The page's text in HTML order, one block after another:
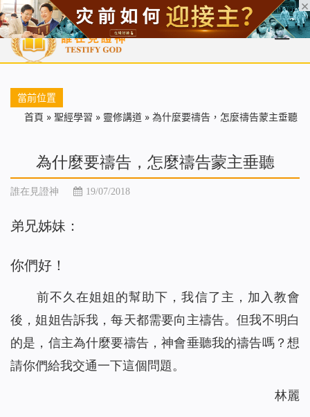
首頁 每日靈糧 天國福音 基督徒見證 信仰解答 聖經
當前位置
首頁 » 聖經學習 » 靈修講道 » 為什麼要禱告，怎麼禱告蒙主垂聽
為什麼要禱告，怎麼禱告蒙主垂聽
誰在見證神 19/07/2018
弟兄姊妹：
你們好！
前不久在姐姐的幫助下，我信了主，加入教會
後，姐姐告訴我，每天都需要向主禱告。但我不明白
的是，信主為什麼要禱告，神會垂聽我的禱告嗎？想
請你們給我交通一下這個問題。
林麗